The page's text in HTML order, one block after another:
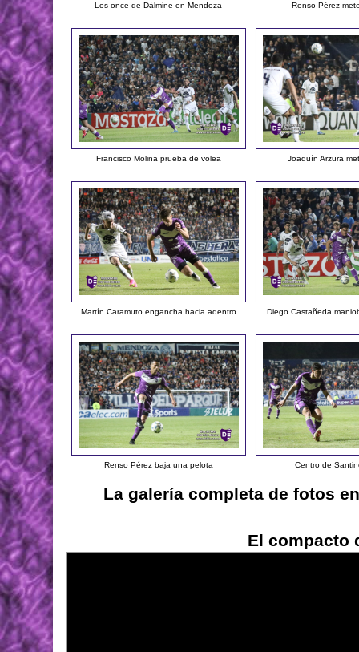
Los once de Dálmine en Mendoza Renso Pérez
Francisco Molina prueba de volea Joaquín Arzura
Martín Caramuto engancha hacia adentro Diego Castañeda
Renso Pérez baja una pelota Centro de
La galería completa de fotos
El compacto